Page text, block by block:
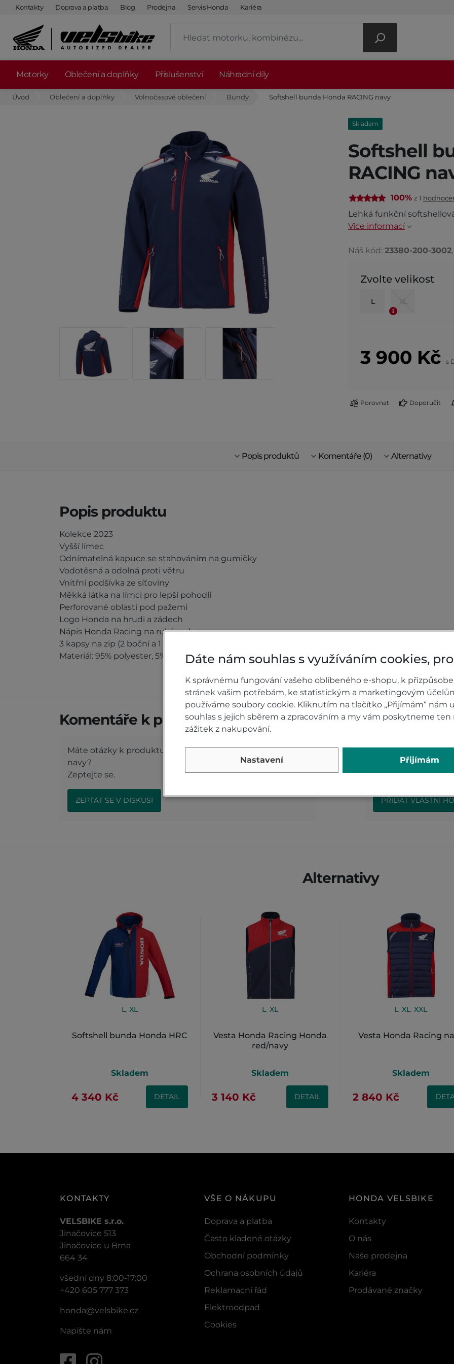
Kontakty Doprava a platba Blog Prodejna Servis Honda Kariéra
Motorky Oblečení a doplňky Příslušenství Náhradní díly
Úvod Oblečení a doplňky Volnočasové oblečení Bundy Softshell bunda Honda RACING navy
Skladem
Softshell
RACING
100% z 1
Lehká funkční
Více informací
Náš kód: 23380-200-3002
Zvolte velikost
L XL
3 900 Kč s
Porovnat Doporučit
Popis produktů Komentáře (0) Alternativy
Popis produktu
Kolekce 2023
Vyšší límec
Odnímatelná kapuce se stahováním na gumičky
Vodotěsná a odolná proti větru
Vnitřní podšívka ze síťoviny
Měkká látka na límci pro lepší pohodlí
Perforované oblasti pod pažemi
Logo Honda na hrudi a zádech
Nápis Honda Racing na rukávech
3 kapsy na zip (2 boční a 1 na hrudi)
Materiál: 95% polyester, 5% spandex
Komentáře k produktu (0)
Máte otázky k produktu: Softshell bunda Honda RACING
navy?
Zeptejte se.
ZEPTAT SE V DISKUSI
Hodnocení
Přidejte vlastní
nakupujícím.
Hodnoťte.
PŘIDAT VLASTNÍ
Alternativy
L, XL
Softshell bunda Honda HRC
Skladem
4 340 Kč DETAIL
L,XL
Vesta Honda Racing Honda
red/navy
Skladem
3 140 Kč DETAIL
L,XL,XXL
Vesta Honda Racing
Skladem
2 840 Kč
KONTAKTY
VELSBIKE s.r.o.
Jinačovice 513
Jinačovice u Brna
664 34
všední dny 8:00-17:00
+420 605 777 373
honda@velsbike.cz
Napište nám
VŠE O NÁKUPU
Doprava a platba
Často kladené otázky
Obchodní podmínky
Ochrana osobních údajů
Reklamacní řád
Elektroodpad
Cookies
HONDA VELSBIKE
Kontakty
O nás
Naše prodejna
Kariéra
Prodávané značky
Dáte nám souhlas s využíváním cookies,
K správnému fungování vašeho oblíbeného e-shopu, k
stránek vašim potřebám, ke statistickým a marketingovým
používáme soubory cookie. Kliknutím na tlačítko „Přijímám“ nám
souhlas s jejich sběrem a zpracováním a my vám poskytneme ten
zážitek z nakupování.
Nastavení Přijímám